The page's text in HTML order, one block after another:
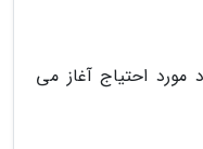
مورد احتیاج آغاز می